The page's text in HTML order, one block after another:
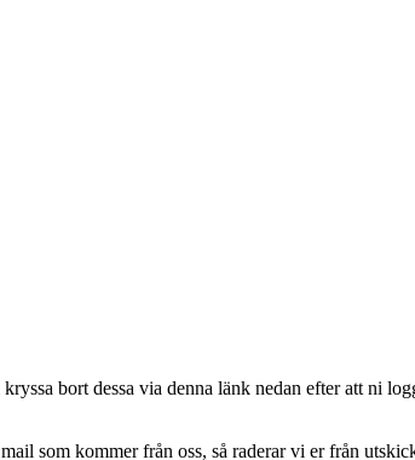
bort dessa via denna länk nedan efter att ni
som kommer från oss, så raderar vi er från